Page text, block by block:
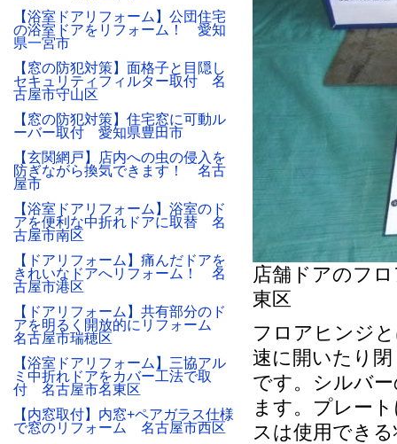
店舗ドアのフ
東区
フロアヒンジ
速に開いたり
です。シルバ
ます。プレー
スは使用でき
【浴室ドアリフォーム】公団住宅
の浴室ドアをリフォーム！ 愛知
県一宮市
【窓の防犯対策】面格子と目隠し
セキュリティフィルター取付 名
古屋市守山区
【窓の防犯対策】住宅窓に可動ル
ーバー取付 愛知県豊田市
【玄関網戸】店内への虫の侵入を
防ぎながら換気できます！ 名古
屋市
【浴室ドアリフォーム】浴室のド
アを便利な中折れドアに取替 名
古屋市南区
【ドアリフォーム】痛んだドアを
きれいなドアへリフォーム！ 名
古屋市港区
【ドアリフォーム】共有部分のド
アを明るく開放的にリフォーム
名古屋市瑞穂区
【浴室ドアリフォーム】三協アル
ミ中折れドアをカバー工法で取
付 名古屋市名東区
【内窓取付】内窓+ペアガラス仕様
で窓のリフォーム 名古屋市西区